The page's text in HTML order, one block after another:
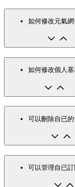
如何修改元氣網
如何修改個人基
可以刪除自已
可以管理自已